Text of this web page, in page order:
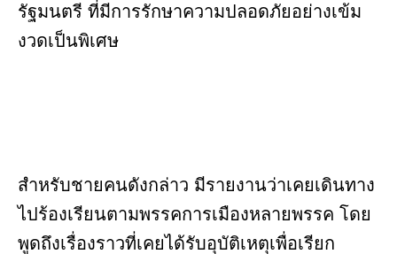
รัฐมนตรี ที่มีการรักษาความปลอดภัยอย่างเข้ม
งวดเป็นพิเศษ
สำหรับชายคนดังกล่าว มีรายงานว่าเคยเดินทาง
ไปร้องเรียนตามพรรคการเมืองหลายพรรค โดย
พูดถึงเรื่องราวที่เคยได้รับอุบัติเหตุเพื่อเรียก